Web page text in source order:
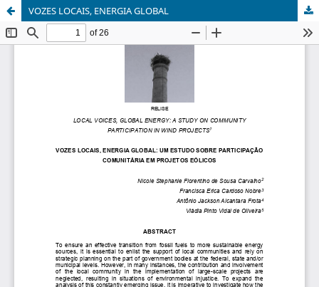
VOZES LOCAIS, ENERGIA GLOBAL